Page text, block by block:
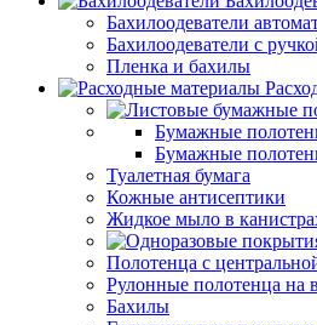
Бахилоодеватели
Бахилоодеватели с
Пленка и бахилы
Бумажные
Бумажные
Туалетная бумага
Кожные антисептики
Жидкое мыло в
Полотенца с
Рулонные полотенца на
Бахилы